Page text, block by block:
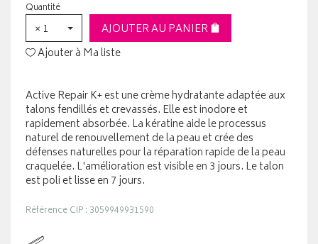
Quantité
× 1
AJOUTER AU PANIER
Ajouter à Ma liste
Active Repair K+ est une crème hydratante adaptée aux
talons fendillés et crevassés. Elle est inodore et
rapidement absorbée. La kératine aide le processus
naturel de renouvellement de la peau et crée des
défenses naturelles pour la réparation rapide de la peau
craquelée. L'amélioration est visible en 3 jours. Le talon
est poli et lisse en 7 jours.
Référence CIP : 3059949931590